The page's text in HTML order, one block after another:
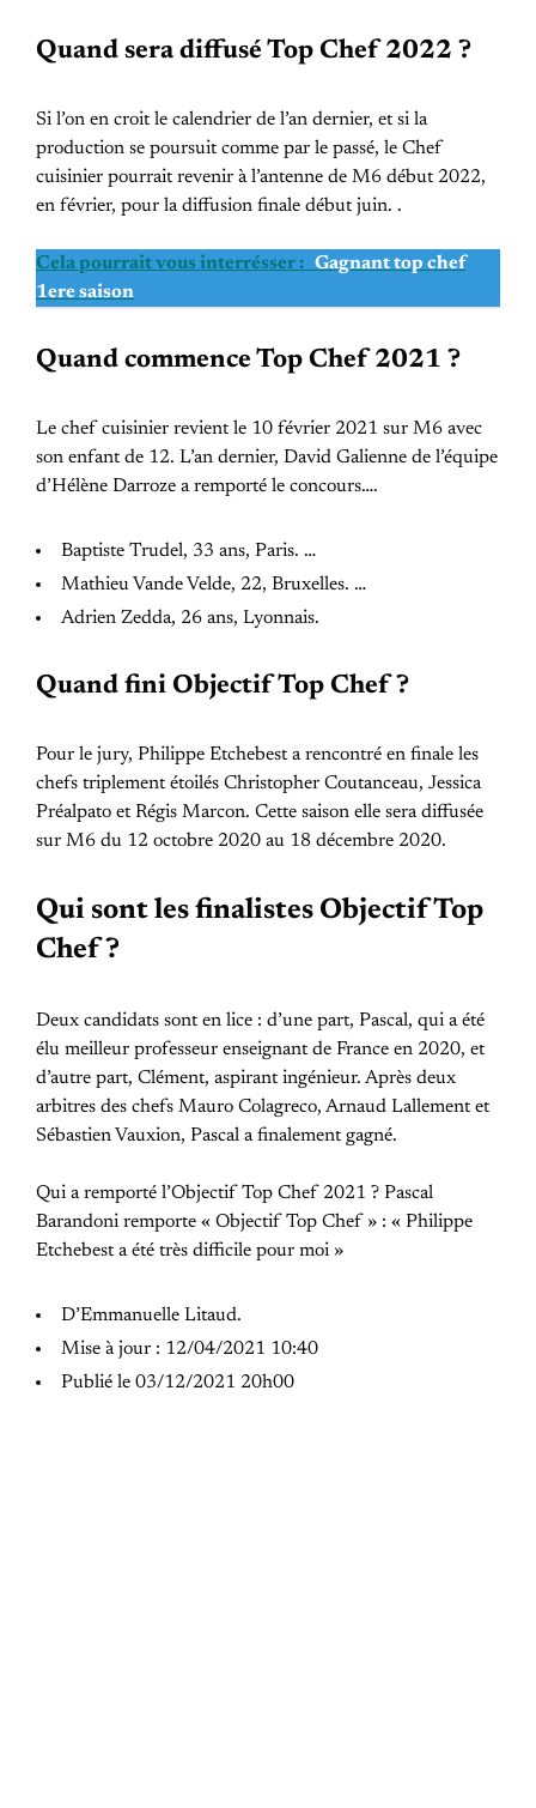
Quand sera diffusé Top Chef 2022 ?
Si l’on en croit le calendrier de l’an dernier, et si la
production se poursuit comme par le passé, le Chef
cuisinier pourrait revenir à l’antenne de M6 début 2022,
en février, pour la diffusion finale début juin. .
Cela pourrait vous interrésser : Gagnant top chef
1ere saison
Quand commence Top Chef 2021 ?
Le chef cuisinier revient le 10 février 2021 sur M6 avec
son enfant de 12. L’an dernier, David Galienne de l’équipe
d’Hélène Darroze a remporté le concours….
Baptiste Trudel, 33 ans, Paris. …
Mathieu Vande Velde, 22, Bruxelles. …
Adrien Zedda, 26 ans, Lyonnais.
Quand fini Objectif Top Chef ?
Pour le jury, Philippe Etchebest a rencontré en finale les
chefs triplement étoilés Christopher Coutanceau, Jessica
Préalpato et Régis Marcon. Cette saison elle sera diffusée
sur M6 du 12 octobre 2020 au 18 décembre 2020.
Qui sont les finalistes Objectif Top
Chef ?
Deux candidats sont en lice : d’une part, Pascal, qui a été
élu meilleur professeur enseignant de France en 2020, et
d’autre part, Clément, aspirant ingénieur. Après deux
arbitres des chefs Mauro Colagreco, Arnaud Lallement et
Sébastien Vauxion, Pascal a finalement gagné.
Qui a remporté l’Objectif Top Chef 2021 ? Pascal
Barandoni remporte « Objectif Top Chef » : « Philippe
Etchebest a été très difficile pour moi »
D’Emmanuelle Litaud.
Mise à jour : 12/04/2021 10:40
Publié le 03/12/2021 20h00